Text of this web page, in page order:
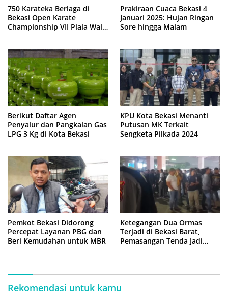
750 Karateka Berlaga di
Bekasi Open Karate
Championship VII Piala Wali
Prakiraan Cuaca Bekasi 4
Januari 2025: Hujan Ringan
Sore hingga Malam
Berikut Daftar Agen
Penyalur dan Pangkalan Gas
LPG 3 Kg di Kota Bekasi
KPU Kota Bekasi Menanti
Putusan MK Terkait
Sengketa Pilkada 2024
Pemkot Bekasi Didorong
Percepat Layanan PBG dan
Beri Kemudahan untuk MBR
Ketegangan Dua Ormas
Terjadi di Bekasi Barat,
Pemasangan Tenda Jadi
Rekomendasi untuk kamu